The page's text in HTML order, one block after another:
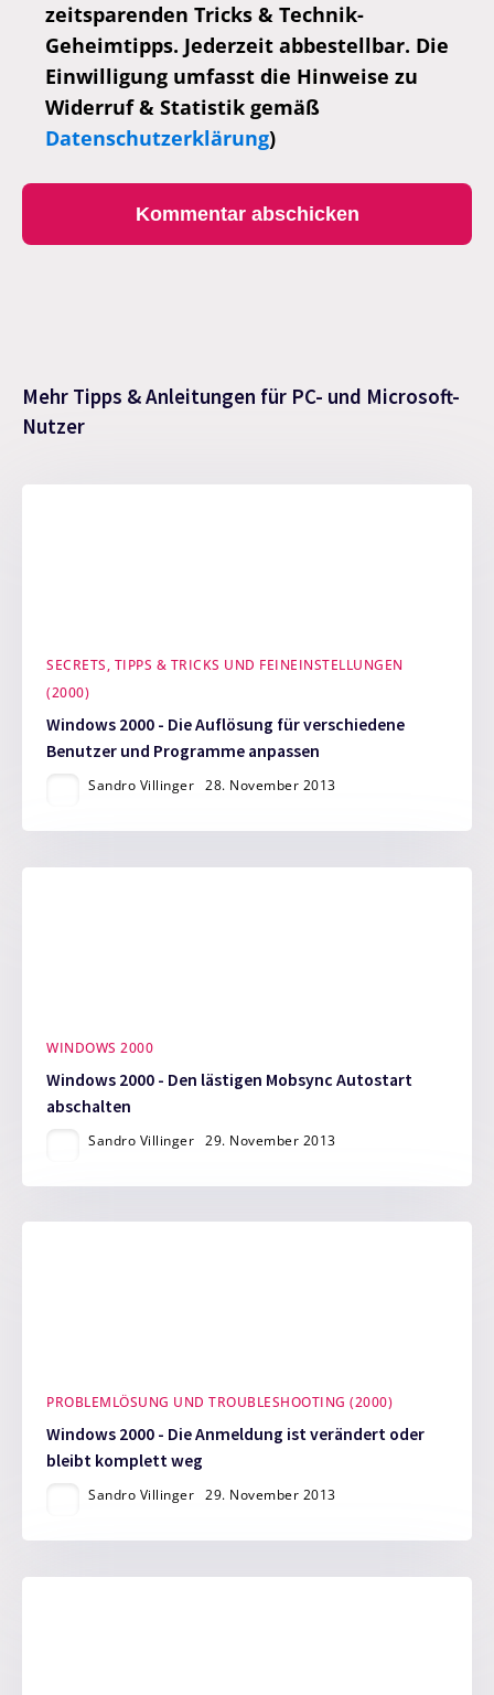
zeitsparenden Tricks & Technik-
Geheimtipps. Jederzeit abbestellbar. Die
Einwilligung umfasst die Hinweise zu
Widerruf & Statistik gemäß
Datenschutzerklärung)
Mehr Tipps & Anleitungen für PC- und Microsoft-
Nutzer
SECRETS, TIPPS & TRICKS UND FEINEINSTELLUNGEN
(2000)
Windows 2000 - Die Auflösung für verschiedene
Benutzer und Programme anpassen
Sandro Villinger 28. November 2013
WINDOWS 2000
Windows 2000 - Den lästigen Mobsync Autostart
abschalten
Sandro Villinger 29. November 2013
PROBLEMLÖSUNG UND TROUBLESHOOTING (2000)
Windows 2000 - Die Anmeldung ist verändert oder
bleibt komplett weg
Sandro Villinger 29. November 2013